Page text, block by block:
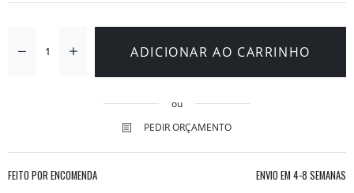
ADICIONAR AO CARRINHO
ou
PEDIR ORÇAMENTO
FEITO POR ENCOMENDA ENVIO EM 4-8 SEMANAS